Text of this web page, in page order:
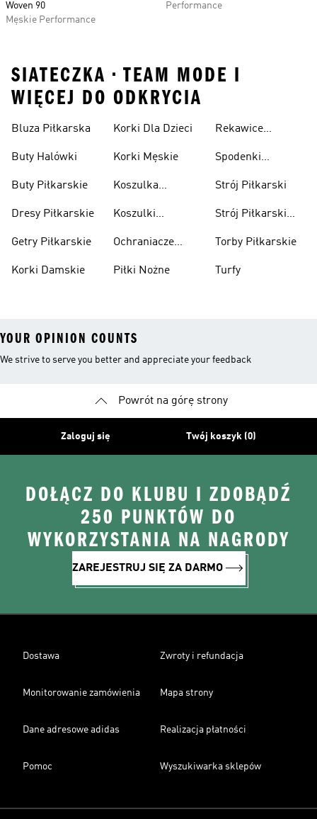
Woven 90
Męskie Performance
Performance
SIATECZKA • TEAM MODE I
WIĘCEJ DO ODKRYCIA
Bluza Piłkarska
Buty Halówki
Buty Piłkarskie
Dresy Piłkarskie
Getry Piłkarskie
Korki Damskie
Korki Dla Dzieci
Korki Męskie
Koszulka
Koszulki
Dzieci
Ochraniacze
Piłki Nożne
Rekawice
Spodenki
Strój Piłkarski
Strój Piłkarski
Torby Piłkarskie
Turfy
YOUR OPINION COUNTS
We strive to serve you better and appreciate your feedback
Powrót na górę strony
Zaloguj się Twój koszyk (0)
DOŁĄCZ DO KLUBU I ZDOBĄDŹ
250 PUNKTÓW DO
WYKORZYSTANIA NA NAGRODY
ZAREJESTRUJ SIĘ ZA DARMO
Dostawa Zwroty i refundacja
Monitorowanie zamówienia Mapa strony
Dane adresowe adidas Realizacja płatności
Pomoc Wyszukiwarka sklepów